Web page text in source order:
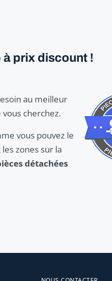
prix discount !
au meilleur
cherchez.
vous pouvez le
zones sur la
détachées